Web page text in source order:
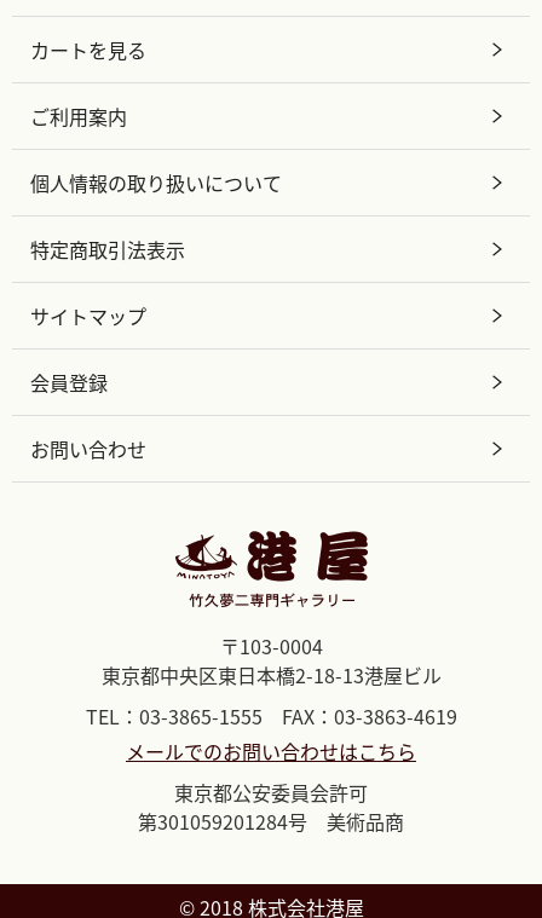
カートを見る
ご利用案内
個人情報の取り扱いについて
特定商取引法表示
サイトマップ
会員登録
お問い合わせ
〒103-0004
東京都中央区東日本橋2-18-13港屋ビル
TEL：03-3865-1555 FAX：03-3863-4619
メールでのお問い合わせはこちら
東京都公安委員会許可
第301059201284号 美術品商
©︎ 2018 株式会社港屋